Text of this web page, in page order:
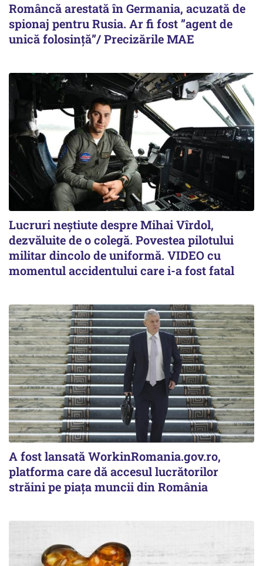
Româncă arestată în Germania, acuzată de
spionaj pentru Rusia. Ar fi fost ”agent de
unică folosință”/ Precizările MAE
Lucruri neștiute despre Mihai Vîrdol,
dezvăluite de o colegă. Povestea pilotului
militar dincolo de uniformă. VIDEO cu
momentul accidentului care i-a fost fatal
A fost lansată WorkinRomania.gov.ro,
platforma care dă accesul lucrătorilor
străini pe piața muncii din România